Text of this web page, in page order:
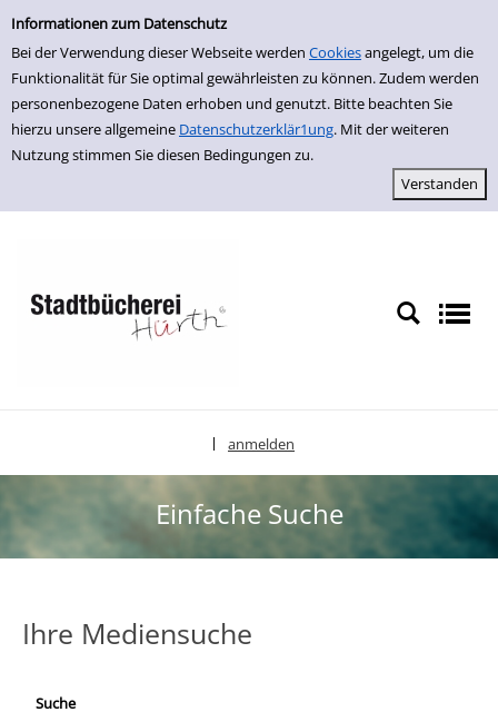
Einfache Suche
Informationen zum Datenschutz
Bei der Verwendung dieser Webseite werden Cookiesangelegt, um die
Funktionalität für Sie optimal gewährleisten zu können. Zudem werden
personenbezogene Daten erhoben und genutzt. Bitte beachten Sie
hierzu unsere allgemeine Datenschutzerklär1ung. Mit der weiteren
Nutzung stimmen Sie diesen Bedingungen zu.
zur Navigation springen
zum Inhalt springen
Zu den Suchfiltern springen
Zur Trefferliste springen
anmelden
Einfache Suche
Ihre Mediensuche
Suche